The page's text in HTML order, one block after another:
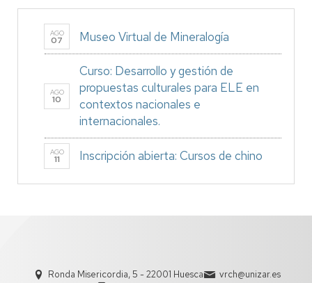
AGO
07 Museo Virtual de Mineralogía
AGO
10
Curso: Desarrollo y gestión de
propuestas culturales para ELE en
contextos nacionales e
internacionales.
AGO
11 Inscripción abierta: Cursos de chino
Ronda Misericordia, 5 - 22001 Huesca
vrch@unizar.es